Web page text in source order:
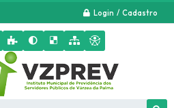
Login / Cadastro